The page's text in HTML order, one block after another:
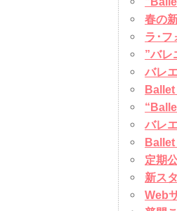
春の
ラ･フ
”バレ
バレ
Ballet
バレ
Ballet
定期
新ス
Web